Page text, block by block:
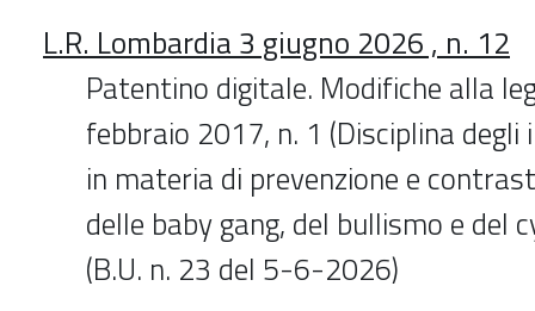
L.R. Lombardia 3 giugno 2026 , n. 12
Patentino digitale. Modifiche alla
febbraio 2017, n. 1 (Disciplina
in materia di prevenzione e
delle baby gang, del bullismo e del
(B.U. n. 23 del 5-6-2026)